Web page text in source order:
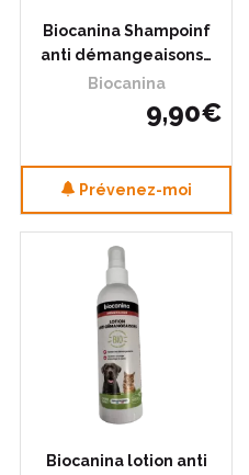
Biocanina Shampoinf
anti démangeaisons…
Biocanina
9,90€
Prévenez-moi
Biocanina lotion anti